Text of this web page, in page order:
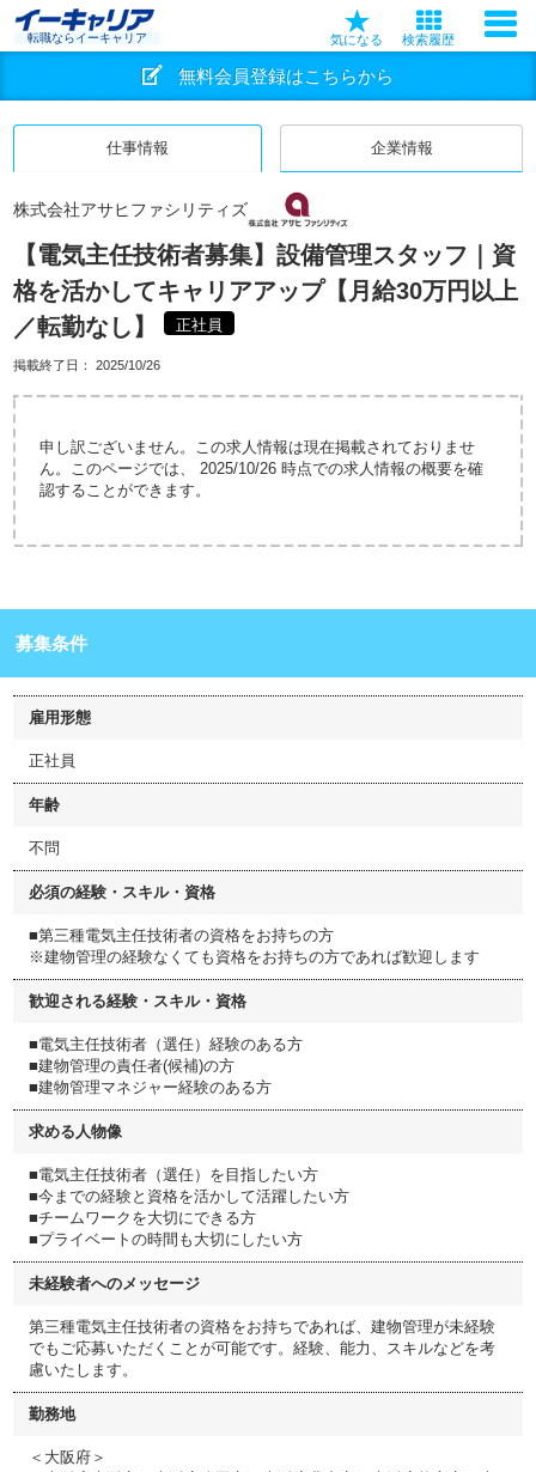
転職ならイーキャリア 気になる 検索履歴
無料会員登録はこちらから
仕事情報 企業情報
株式会社アサヒファシリティズ
【電気主任技術者募集】設備管理スタッフ｜資
格を活かしてキャリアアップ【月給30万円以上
／転勤なし】
正社員
掲載終了日： 2025/10/26
申し訳ございません。この求人情報は現在掲載されておりませ
ん。このページでは、 2025/10/26 時点での求人情報の概要を確
認することができます。
募集条件
雇用形態
正社員
年齢
不問
必須の経験・スキル・資格
■第三種電気主任技術者の資格をお持ちの方
※建物管理の経験なくても資格をお持ちの方であれば歓迎します
歓迎される経験・スキル・資格
■電気主任技術者（選任）経験のある方
■建物管理の責任者(候補)の方
■建物管理マネジャー経験のある方
求める人物像
■電気主任技術者（選任）を目指したい方
■今までの経験と資格を活かして活躍したい方
■チームワークを⼤切にできる方
■プライベートの時間も⼤切にしたい方
未経験者へのメッセージ
第三種電気主任技術者の資格をお持ちであれば、建物管理が未経験
でもご応募いただくことが可能です。経験、能⼒、スキルなどを考
慮いたします。
勤務地
＜⼤阪府＞